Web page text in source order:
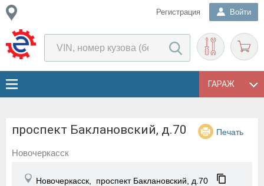
Регистрация Войти
ГАРАЖ
проспект Баклановский, д.70 Печать
Новочеркасск
Новочеркасск, проспект Баклановский, д.70